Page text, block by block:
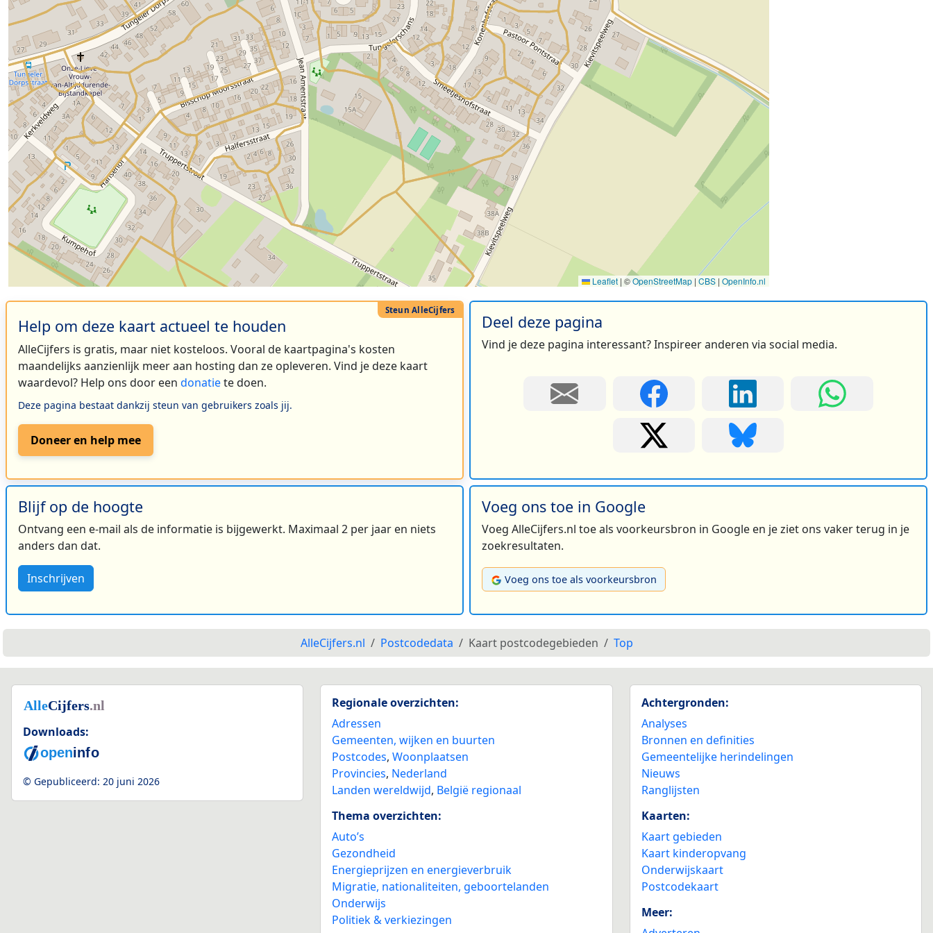
Leaflet | ©OpenStreetMap | CBS | OpenInfo.nl
Help om deze kaart actueel te houden
AlleCijfers is gratis, maar niet kosteloos. Vooral de kaartpagina's kosten
maandelijks aanzienlijk meer aan hosting dan ze opleveren. Vind je deze kaart
waardevol? Help ons door een donatiete doen.
Deze pagina bestaat dankzij steun van gebruikers zoals jij.
Doneer en help mee
Deel deze pagina
Vind je deze pagina interessant? Inspireer anderen via social media.
Blijf op de hoogte
Ontvang een e-mail als de informatie is bijgewerkt. Maximaal 2 per jaar en niets
anders dan dat.
Inschrijven
Voeg ons toe in Google
Voeg AlleCijfers.nl toe als voorkeursbron in Google en je ziet ons vaker terug in je
zoekresultaten.
Voeg ons toe als voorkeursbron
AlleCijfers.nl Postcodedata Kaart postcodegebieden Top
Downloads:
© Gepubliceerd: 20 juni 2026
Regionale overzichten:
Adressen
Gemeenten, wijken en buurten
Postcodes,Woonplaatsen
Provincies, Nederland
Landen wereldwijd, België regionaal
Thema overzichten:
Auto’s
Gezondheid
Energieprijzen en energieverbruik
Migratie, nationaliteiten, geboortelanden
Onderwijs
Politiek & verkiezingen
Achtergronden:
Analyses
Bronnen en definities
Gemeentelijke herindelingen
Nieuws
Ranglijsten
Kaarten:
Kaart gebieden
Kaart kinderopvang
Onderwijskaart
Postcodekaart
Meer: